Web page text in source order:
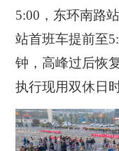
5:00，东环南路
站首班车提前至
钟，高峰过后恢
执行现用双休日